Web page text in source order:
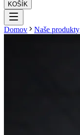
KOŠÍK
Domov Naše produkty